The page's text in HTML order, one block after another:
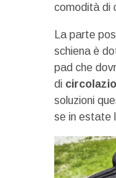
comodità di
La parte
schiena è
pad che
di
soluzioni
se in estate